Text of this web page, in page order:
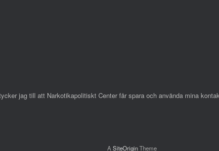
jag till att Narkotikapolitiskt Center får spara och använda mina
A SiteOriginTheme